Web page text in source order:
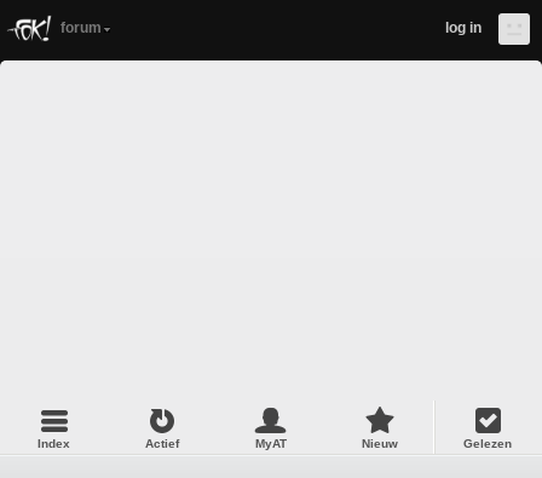
forum log in
Index Actief MyAT Nieuw Gelezen